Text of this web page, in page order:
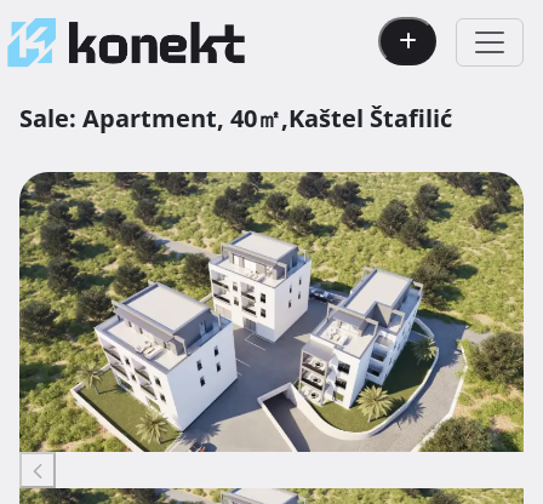
Sale: Apartment, 40㎡,Kaštel Štafilić